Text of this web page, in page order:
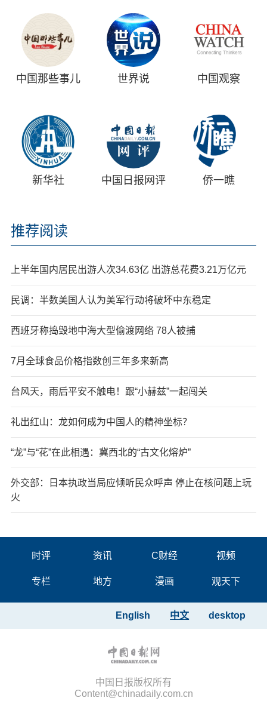
中国那些事儿 世界说 中国观察
新华社 中国日报网评 侨一瞧
推荐阅读
上半年国内居民出游人次34.63亿 出游总花费3.21万亿元
民调：半数美国人认为美军行动将破坏中东稳定
西班牙称捣毁地中海大型偷渡网络 78人被捕
7月全球食品价格指数创三年多来新高
台风天，雨后平安不触电！跟“小赫兹”一起闯关
礼出红山：龙如何成为中国人的精神坐标？
“龙”与“花”在此相遇：冀西北的“古文化熔炉”
外交部：日本执政当局应倾听民众呼声 停止在核问题上玩
火
时评 资讯 C财经 视频
专栏 地方 漫画 观天下
desktop
中文
English
中国日报版权所有
Content@chinadaily.com.cn